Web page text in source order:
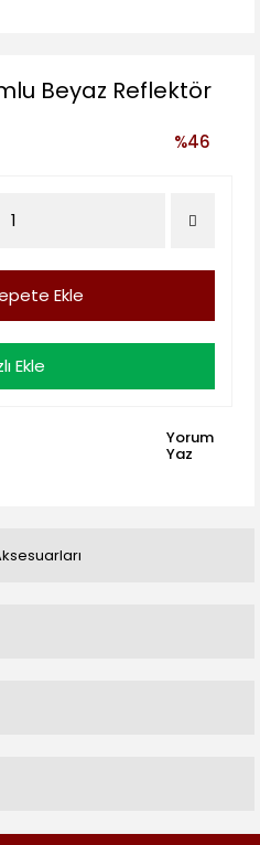
Beyaz Reflektör
%46
Ekle
Ekle
Yorum
Yaz